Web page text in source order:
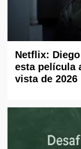
Netflix:
esta película
vista de 2026